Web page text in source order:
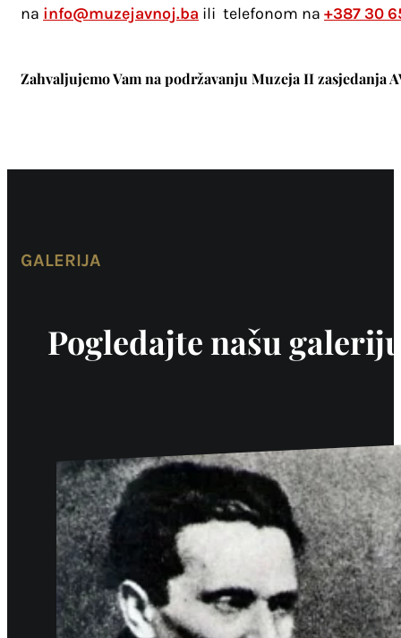
na info@muzejavnoj.ba ili telefonom na +387 30
Zahvaljujemo Vam na podržavanju Muzeja II zasjedanja
GALERIJA
Pogledajte našu